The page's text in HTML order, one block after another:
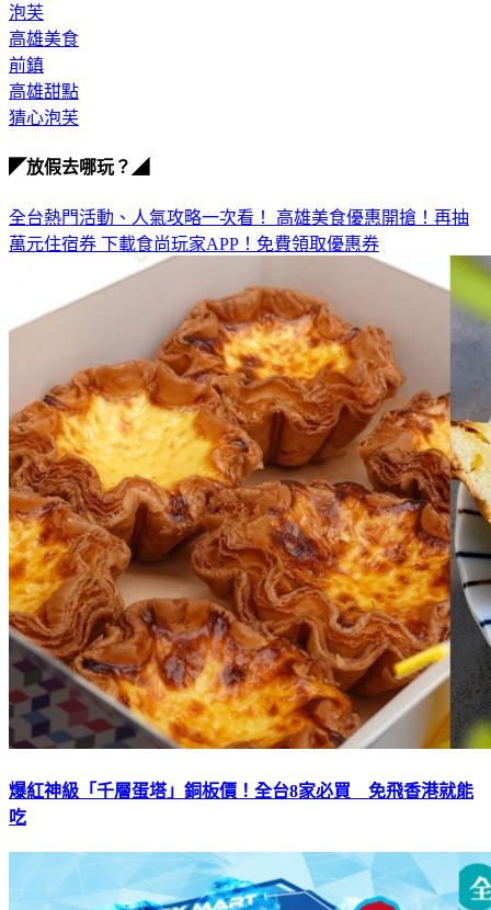
泡芙
高雄美食
前鎮
高雄甜點
猜心泡芙
◤放假去哪玩？◢
全台熱門活動、人氣攻略一次看！ 高雄美食優惠開搶！再抽
萬元住宿券 下載食尚玩家APP！免費領取優惠券
爆紅神級「千層蛋塔」銅板價！全台8家必買 免飛香港就能
吃